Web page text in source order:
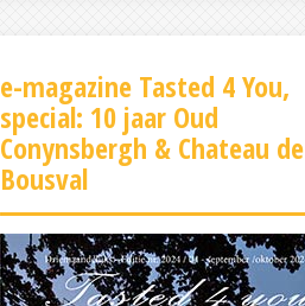
e-magazine Tasted 4 You,
special: 10 jaar Oud
Conynsbergh & Chateau de
Bousval